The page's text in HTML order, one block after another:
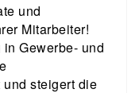
und
Mitarbeiter!
Gewerbe- und
steigert die